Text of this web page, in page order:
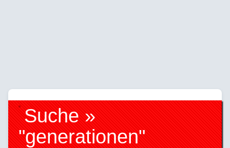
Suche »
"generationen"